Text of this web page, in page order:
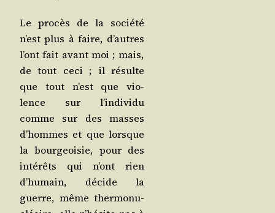
Le pro­cès de la socié­té
n’est plus à faire, d’autres
l’ont fait avant moi ; mais,
de tout ceci ; il résulte
que tout n’est que vio­
lence sur l’in­di­vi­du
comme sur des masses
d’hommes et que lorsque
la bour­geoi­sie, pour des
inté­rêts qui n’ont rien
d’hu­main, décide la
guerre, même ther­mo­nu­